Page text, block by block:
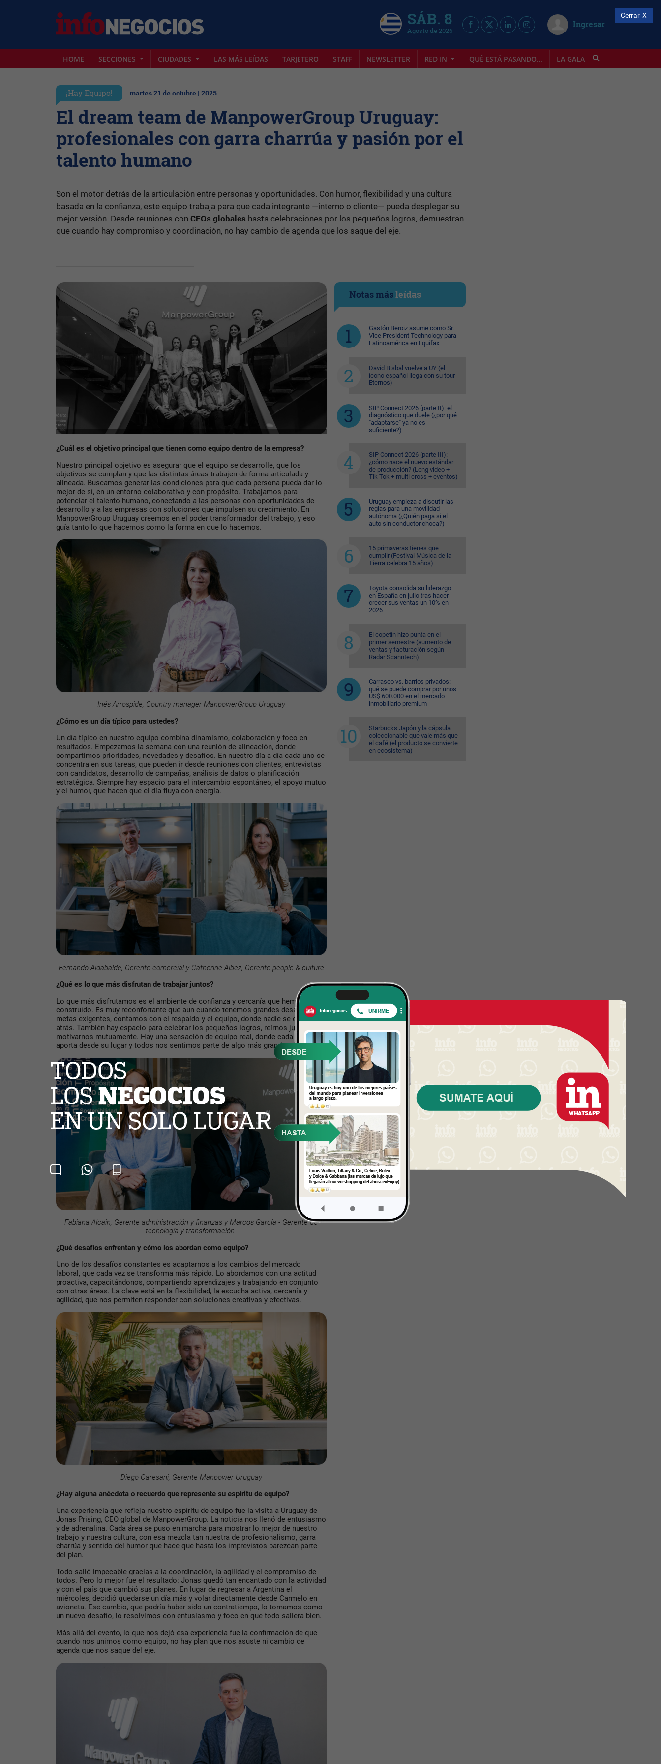
SÁB. 8
Agosto de 2026
Ingresar
HOME SECCIONES CIUDADES LAS MÁS LEÍDAS TARJETERO STAFF NEWSLETTER RED IN QUÉ ESTÁ PASANDO... LA GALA INFOSTYLE
¡Hay Equipo! martes 21 de octubre | 2025
El dream team de ManpowerGroup Uruguay:
profesionales con garra charrúa y pasión por el
talento humano
Son el motor detrás de la articulación entre personas y oportunidades. Con humor, flexibilidad y una cultura
basada en la confianza, este equipo trabaja para que cada integrante —interno o cliente— pueda desplegar su
mejor versión. Desde reuniones con CEOs globales hasta celebraciones por los pequeños logros, demuestran
que cuando hay compromiso y coordinación, no hay cambio de agenda que los saque del eje.
¿Cuál es el objetivo principal que tienen como equipo dentro de la empresa?
Nuestro principal objetivo es asegurar que el equipo se desarrolle, que los
objetivos se cumplan y que las distintas áreas trabajen de forma articulada y
alineada. Buscamos generar las condiciones para que cada persona pueda dar lo
mejor de sí, en un entorno colaborativo y con propósito. Trabajamos para
potenciar el talento humano, conectando a las personas con oportunidades de
desarrollo y a las empresas con soluciones que impulsen su crecimiento. En
ManpowerGroup Uruguay creemos en el poder transformador del trabajo, y eso
guía tanto lo que hacemos como la forma en que lo hacemos.
Inés Arrospide, Country manager ManpowerGroup Uruguay
¿Cómo es un día típico para ustedes?
Un día típico en nuestro equipo combina dinamismo, colaboración y foco en
resultados. Empezamos la semana con una reunión de alineación, donde
compartimos prioridades, novedades y desafíos. En nuestro día a día cada uno se
concentra en sus tareas, que pueden ir desde reuniones con clientes, entrevistas
con candidatos, desarrollo de campañas, análisis de datos o planificación
estratégica. Siempre hay espacio para el intercambio espontáneo, el apoyo mutuo
y el humor, que hacen que el día fluya con energía.
Fernando Aldabalde, Gerente comercial y Catherine Albez, Gerente people & culture
¿Qué es lo que más disfrutan de trabajar juntos?
Lo que más disfrutamos es el ambiente de confianza y cercanía que hemos
construido. Es muy reconfortante que aun cuando tenemos grandes desafíos y
metas exigentes, contamos con el respaldo y el equipo, donde nadie se queda
atrás. También hay espacio para celebrar los pequeños logros, reírnos juntos y
motivarnos mutuamente. Hay una sensación de equipo real, donde cada uno
aporta desde su lugar y todos nos sentimos parte de algo más grande.
Fabiana Alcain, Gerente administración y finanzas y Marcos García - Gerente de
tecnología y transformación
¿Qué desafíos enfrentan y cómo los abordan como equipo?
Uno de los desafíos constantes es adaptarnos a los cambios del mercado
laboral, que cada vez se transforma más rápido. Lo abordamos con una actitud
proactiva, capacitándonos, compartiendo aprendizajes y trabajando en conjunto
con otras áreas. La clave está en la flexibilidad, la escucha activa, cercanía y
agilidad, que nos permiten responder con soluciones creativas y efectivas.
Diego Caresani, Gerente Manpower Uruguay
¿Hay alguna anécdota o recuerdo que represente su espíritu de equipo?
Una experiencia que refleja nuestro espíritu de equipo fue la visita a Uruguay de
Jonas Prising, CEO global de ManpowerGroup. La noticia nos llenó de entusiasmo
y de adrenalina. Cada área se puso en marcha para mostrar lo mejor de nuestro
trabajo y nuestra cultura, con esa mezcla tan nuestra de profesionalismo, garra
charrúa y sentido del humor que hace que hasta los imprevistos parezcan parte
del plan.
Todo salió impecable gracias a la coordinación, la agilidad y el compromiso de
todos. Pero lo mejor fue el resultado: Jonas quedó tan encantado con la actividad
y con el país que cambió sus planes. En lugar de regresar a Argentina el
miércoles, decidió quedarse un día más y volar directamente desde Carmelo en
avioneta. Ese cambio, que podría haber sido un contratiempo, lo tomamos como
un nuevo desafío, lo resolvimos con entusiasmo y foco en que todo saliera bien.
Más allá del evento, lo que nos dejó esa experiencia fue la confirmación de que
cuando nos unimos como equipo, no hay plan que nos asuste ni cambio de
agenda que nos saque del eje.
Notas másleídas
Gastón Beroiz asume como Sr.
Vice President Technology para
Latinoamérica en Equifax
David Bisbal vuelve a UY (el
ícono español llega con su tour
Eternos)
SIP Connect 2026 (parte II): el
diagnóstico que duele (¿por qué
"adaptarse" ya no es
suficiente?)
SIP Connect 2026 (parte III):
¿cómo nace el nuevo estándar
de producción? (Long video +
Tik Tok + multi cross + eventos)
Uruguay empieza a discutir las
reglas para una movilidad
autónoma (¿Quién paga si el
auto sin conductor choca?)
15 primaveras tienes que
cumplir (Festival Música de la
Tierra celebra 15 años)
Toyota consolida su liderazgo
en España en julio tras hacer
crecer sus ventas un 10% en
2026
El copetín hizo punta en el
primer semestre (aumento de
ventas y facturación según
Radar Scanntech)
Carrasco vs. barrios privados:
qué se puede comprar por unos
US$ 600.000 en el mercado
inmobiliario premium
Starbucks Japón y la cápsula
coleccionable que vale más que
el café (el producto se convierte
en ecosistema)
Cerrar